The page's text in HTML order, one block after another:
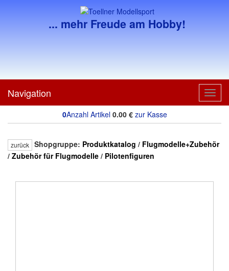
... mehr Freude am Hobby!
Navigation
0Anzahl Artikel 0.00€ zur Kasse
zurück Shopgruppe: Produktkatalog / Flugmodelle+Zubehör
/ Zubehör für Flugmodelle / Pilotenfiguren